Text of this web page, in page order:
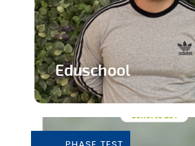
Eduschool
de professeurs en secondaire